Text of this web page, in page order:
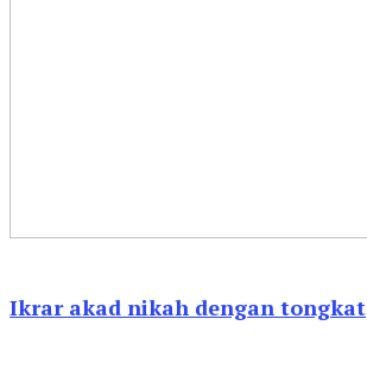
Ikrar akad nikah dengan tongkat